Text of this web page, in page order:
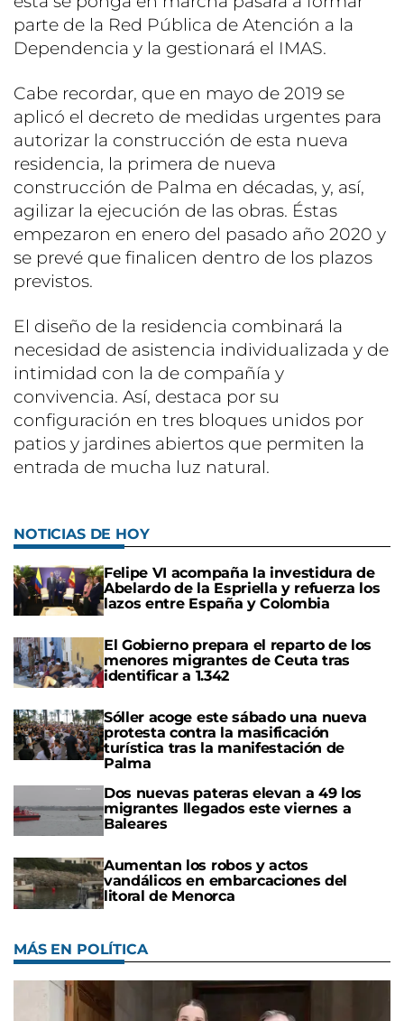
parte de la Red Pública de Atención a la
Dependencia y la gestionará el IMAS.
Cabe recordar, que en mayo de 2019 se
aplicó el decreto de medidas urgentes para
autorizar la construcción de esta nueva
residencia, la primera de nueva
construcción de Palma en décadas, y, así,
agilizar la ejecución de las obras. Éstas
empezaron en enero del pasado año 2020 y
se prevé que finalicen dentro de los plazos
previstos.
El diseño de la residencia combinará la
necesidad de asistencia individualizada y de
intimidad con la de compañía y
convivencia. Así, destaca por su
configuración en tres bloques unidos por
patios y jardines abiertos que permiten la
entrada de mucha luz natural.
NOTICIAS DE HOY
Felipe VI acompaña la investidura de
Abelardo de la Espriella y refuerza los
lazos entre España y Colombia
El Gobierno prepara el reparto de los
menores migrantes de Ceuta tras
identificar a 1.342
Sóller acoge este sábado una nueva
protesta contra la masificación
turística tras la manifestación de
Palma
Dos nuevas pateras elevan a 49 los
migrantes llegados este viernes a
Baleares
Aumentan los robos y actos
vandálicos en embarcaciones del
litoral de Menorca
MÁS EN POLÍTICA